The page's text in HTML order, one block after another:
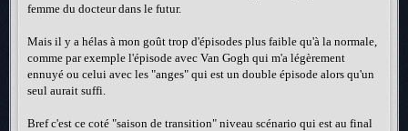
femme du docteur dans le futur.
Mais il y a hélas à mon goût trop d'épisodes plus faible qu'à la normale,
comme par exemple l'épisode avec Van Gogh qui m'a légèrement
ennuyé ou celui avec les "anges" qui est un double épisode alors qu'un
seul aurait suffi.
Bref c'est ce coté "saison de transition" niveau scénario qui est au final